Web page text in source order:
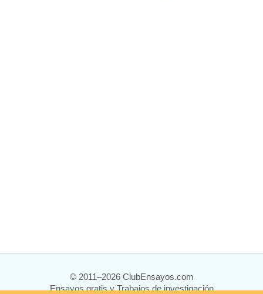
© 2011–2026 ClubEnsayos.com
Ensayos gratis y Trabajos de investigación